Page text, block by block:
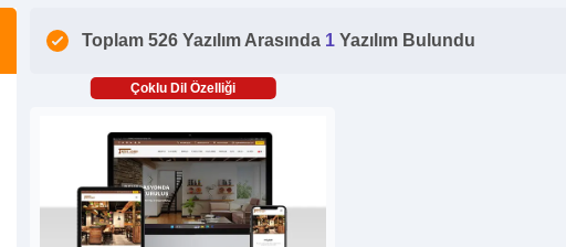
Toplam 526 Yazılım Arasında 1 Yazılım Bulundu
Çoklu Dil Özelliği